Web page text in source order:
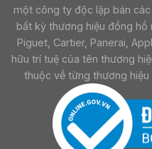
một công ty độc lập bán
bất kỳ thương hiệu đồng hồ
Piguet, Cartier, Panerai,
hữu trí tuệ của tên thương
thuộc về từng thương